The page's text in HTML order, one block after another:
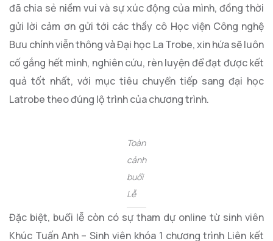
đã chia sẻ niềm vui và sự xúc động của mình, đồng thời
gửi lời cảm ơn gửi tới các thầy cô Học viện Công nghệ
Bưu chính viễn thông và Đại học La Trobe, xin hứa sẽ luôn
cố gắng hết mình, nghiên cứu, rèn luyện để đạt được kết
quả tốt nhất, với mục tiêu chuyển tiếp sang đại học
Latrobe theo đúng lộ trình của chương trình.
Toàn
cảnh
buổi
Lễ
Đặc biệt, buổi lễ còn có sự tham dự online từ sinh viên
Khúc Tuấn Anh – Sinh viên khóa 1 chương trình Liên kết